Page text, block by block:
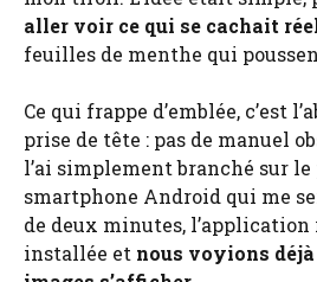
aller voir ce qui se cachait
feuilles de menthe qui
Ce qui frappe d’emblée, c’est
prise de tête : pas de manuel
l’ai simplement branché sur
smartphone Android qui me
de deux minutes,
installée et nous voyions